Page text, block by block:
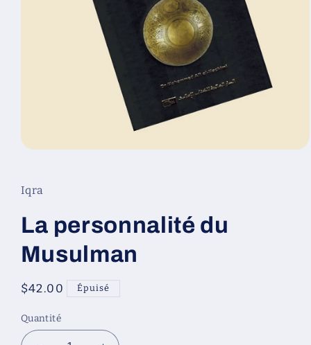
1
dans
fenêtre
modale
Iqra
La personnalité du
Musulman
Prix
$42.00 Épuisé
Quantité